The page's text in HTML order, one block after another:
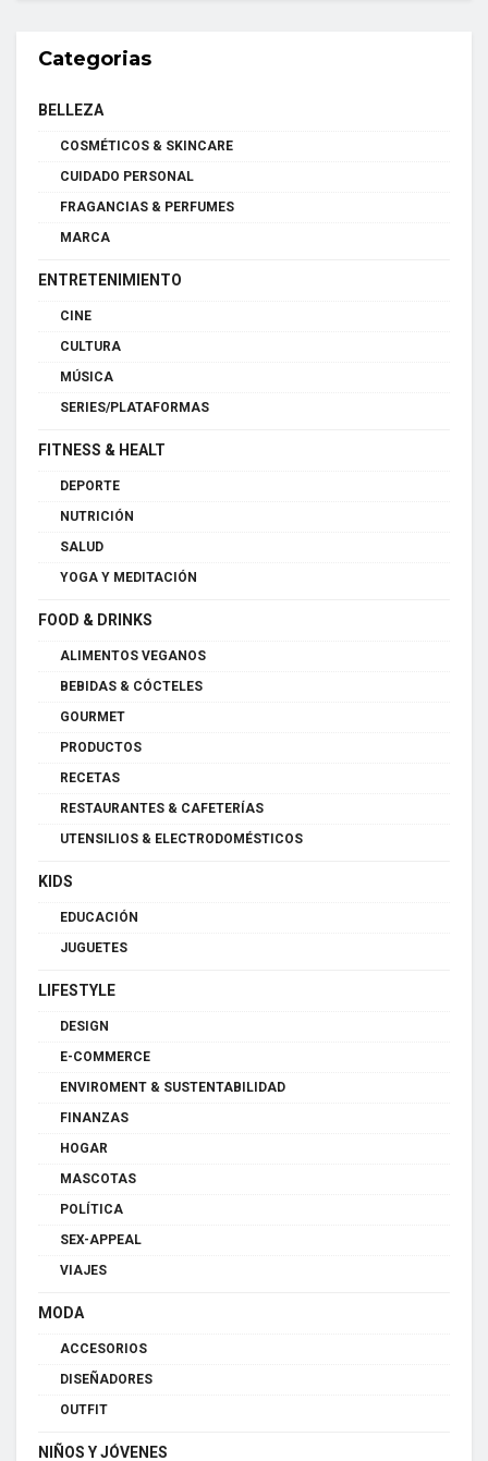
Categorias
BELLEZA
COSMÉTICOS & SKINCARE
CUIDADO PERSONAL
FRAGANCIAS & PERFUMES
MARCA
ENTRETENIMIENTO
CINE
CULTURA
MÚSICA
SERIES/PLATAFORMAS
FITNESS & HEALT
DEPORTE
NUTRICIÓN
SALUD
YOGA Y MEDITACIÓN
FOOD & DRINKS
ALIMENTOS VEGANOS
BEBIDAS & CÓCTELES
GOURMET
PRODUCTOS
RECETAS
RESTAURANTES & CAFETERÍAS
UTENSILIOS & ELECTRODOMÉSTICOS
KIDS
EDUCACIÓN
JUGUETES
LIFESTYLE
DESIGN
E-COMMERCE
ENVIROMENT & SUSTENTABILIDAD
FINANZAS
HOGAR
MASCOTAS
POLÍTICA
SEX-APPEAL
VIAJES
MODA
ACCESORIOS
DISEÑADORES
OUTFIT
NIÑOS Y JÓVENES